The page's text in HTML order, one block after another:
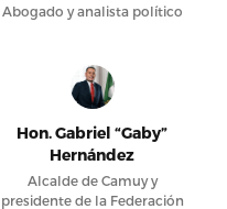
Abogado y analista político
Hon. Gabriel “Gaby”
Hernández
Alcalde de Camuy y
presidente de la Federación